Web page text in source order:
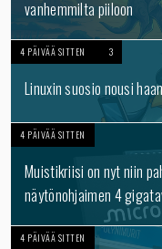
vanhemmilta piiloon
4 PÄIVÄÄ SITTEN 3
Linuxin suosio nousi
4 PÄIVÄÄ SITTEN
Muistikriisi on nyt niin
näytönohjaimen 4
4 PÄIVÄÄ SITTEN